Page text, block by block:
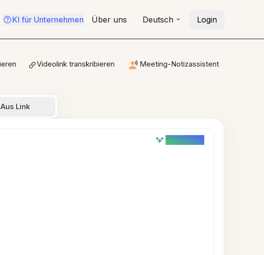
KI für Unternehmen Über uns Deutsch Login
Videolink transkribieren Meeting-Notizassistent
Aus Link
AI powered